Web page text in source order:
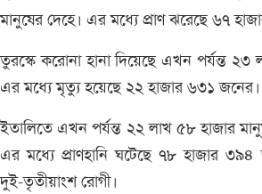
মানুষের দেহে। এর মধ্যে প্রাণ ঝরেছে ৬৭
তুরস্কে করোনা হানা দিয়েছে এখন পর্যন্ত ২৩
এর মধ্যে মৃত্যু হয়েছে ২২ হাজার ৬৩১ জনের।
ইতালিতে এখন পর্যন্ত ২২ লাখ ৫৮ হাজার
এর মধ্যে প্রাণহানি ঘটেছে ৭৮ হাজার
দুই-তৃতীয়াংশ রোগী।